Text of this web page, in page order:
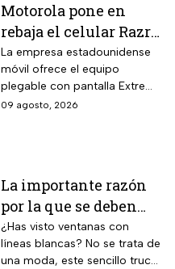
Motorola pone en
rebaja el celular Razr
70 plegable de 256 GB
con 16% de descuento
y hasta 18 MSI
La empresa estadounidense
móvil ofrece el equipo
plegable con pantalla Extreme
AMOLED y cámaras de 50 MP
de almacenamiento.
09 agosto, 2026
La importante razón
por la que se deben
pintar líneas blancas
en las ventanas
¿Has visto ventanas con
líneas blancas? No se trata de
una moda, este sencillo truco